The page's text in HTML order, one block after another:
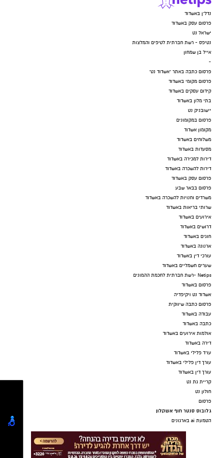
נדל"ן באשדוד
פרסום עסק באשדוד
ישראל נט
נטיפס - רשת חברתית לטיפים והמלצות
אייל בן שמחון
-
פרסום כתבה באתר "אשדוד נט"
פרסום מקומי באשדוד
קידום עסקים באשדוד
בתי מלון באשדוד
יישובניק נט
פרסום במקומונים
מקומון אשדוד
משלוחים באשדוד
מסעדות באשדוד
דירות למכירה באשדוד
דירות להשכרה באשדוד
פרסום עסק באשדוד
פרסום בבאר שבע
משרדים וחנויות להשכרה באשדוד
שרותי בריאות באשדוד
אירועים באשדוד
דרושים באשדוד
חוגים באשדוד
ארנונה באשדוד
עורכי דין באשדוד
שערים חשמליים באשדוד
Netips -רשת חברתית לחכמת ההמונים
פרסום באשדוד
אשדוד נט ויקיפדיה
פרסום כתבה שיווקית
עבודה באשדוד
כתבה באשדוד
אולמות אירועים באשדוד
דירה באשדוד
עו"ד פלילי באשדוד
עורך דין פלילי באשדוד
עורך דין באשדוד
קריית גת נט
חולון נט
פרסום
גלובוס סנטר חוף אשקלון
הטמעת ai בארגונים